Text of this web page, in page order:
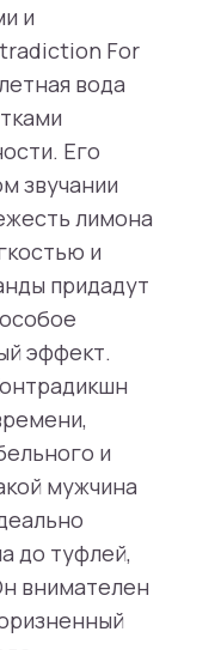
и
For
вода
Его
звучании
лимона
и
придадут
эффект.
и
мужчина
до туфлей,
внимателен